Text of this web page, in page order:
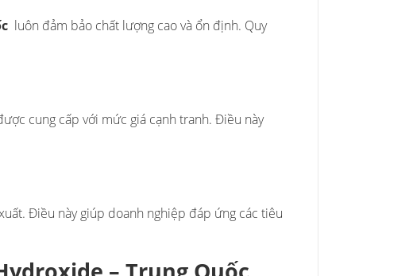
luôn đảm bảo chất lượng cao và ổn định. Quy
cung cấp với mức giá cạnh tranh. Điều này
Điều này giúp doanh nghiệp đáp ứng các tiêu